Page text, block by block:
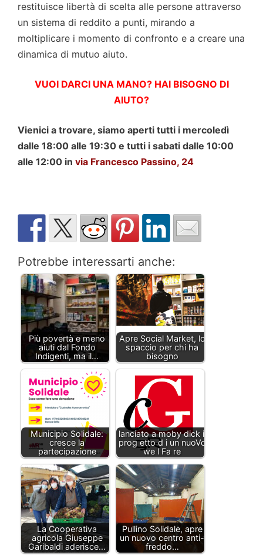
restituisce libertà di scelta alle persone attraverso
un sistema di reddito a punti, mirando a
moltiplicare i momento di confronto e a creare una
dinamica di mutuo aiuto.
VUOI DARCI UNA MANO? HAI BISOGNO DI
AIUTO?
Vienici a trovare, siamo aperti tutti i mercoledì
dalle 18:00 alle 19:30 e tutti i sabati dalle 10:00
alle 12:00 in via Francesco Passino, 24
Potrebbe interessarti anche:
Più povertà e meno
aiuti dal Fondo
Indigenti, ma il…
Apre Social Market, lo
spaccio per chi ha
bisogno
Municipio Solidale:
cresce la
partecipazione
lanciato a moby dick il
prog etto d i un nuoVo
we l Fa re
La Cooperativa
agricola Giuseppe
Garibaldi aderisce…
Pullino Solidale, apre
un nuovo centro anti-
freddo…